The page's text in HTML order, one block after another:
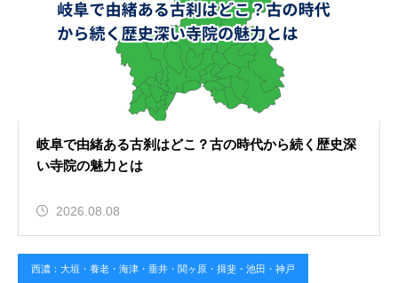
岐阜で由緒ある古刹はどこ？古の時代から続く歴史深
い寺院の魅力とは
2026.08.08
西濃：大垣・養老・海津・垂井・関ヶ原・揖斐・池田・神戸